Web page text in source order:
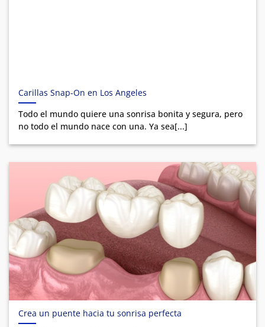
Carillas Snap-On en Los Angeles
Todo el mundo quiere una sonrisa bonita y segura, pero
no todo el mundo nace con una. Ya sea[...]
Crea un puente hacia tu sonrisa perfecta